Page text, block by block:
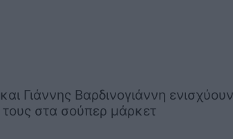
και Γιάννης Βαρδινογιάννη ενισχύουν
στα σούπερ μάρκετ